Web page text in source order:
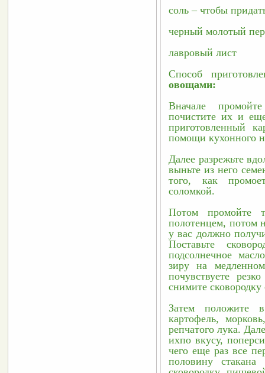
соль – чтобы
черный молотый
лавровый лист
Способ
овощами:
Вначале
почистите их и
приготовленный
помощи кухонного
Далее разрежьте
выньте из него
того, как
соломкой.
Потом промойте
полотенцем, потом
у вас должно
Поставьте
подсолнечное
зиру на
почувствуете
снимите
Затем положите
картофель,
репчатого лука.
ихпо вкусу,
чего еще раз все
половину